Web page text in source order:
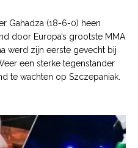
Gahadza (18-6-0) heen
door Europa’s grootste MMA
werd zijn eerste gevecht bij
een sterke tegenstander
te wachten op Szczepaniak.